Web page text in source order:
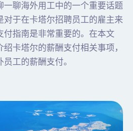
一聊海外用工中的一个重要话题
于在卡塔尔招聘员工的雇主来
付指南是非常重要的。在本文
卡塔尔的薪酬支付相关事项，
工的薪酬支付。